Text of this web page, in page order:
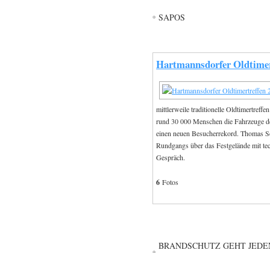
SAPOS
Hartmannsdorfer
mittlerweile traditionelle
rund 30 000 Menschen die Fahrzeuge
einen neuen Besucherrekord. Thomas
Rundgangs über das Festgelände mit
Gespräch.
6 Fotos
BRANDSCHUTZ GEHT